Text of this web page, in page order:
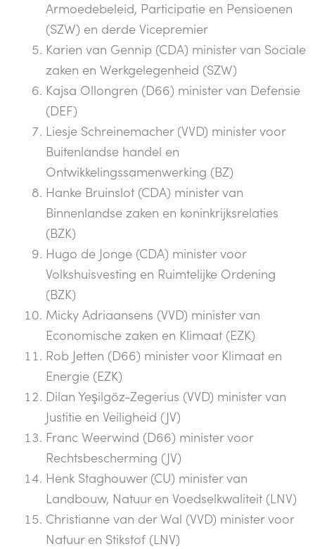
Armoedebeleid, Participatie en Pensioenen
(SZW) en derde Vicepremier
Karien van Gennip (CDA) minister van Sociale
zaken en Werkgelegenheid (SZW)
Kajsa Ollongren (D66) minister van Defensie
(DEF)
Liesje Schreinemacher (VVD) minister voor
Buitenlandse handel en
Ontwikkelingssamenwerking (BZ)
Hanke Bruinslot (CDA) minister van
Binnenlandse zaken en koninkrijksrelaties
(BZK)
Hugo de Jonge (CDA) minister voor
Volkshuisvesting en Ruimtelijke Ordening
(BZK)
Micky Adriaansens (VVD) minister van
Economische zaken en Klimaat (EZK)
Rob Jetten (D66) minister voor Klimaat en
Energie (EZK)
Dilan Yeşilgöz-Zegerius (VVD) minister van
Justitie en Veiligheid (JV)
Franc Weerwind (D66) minister voor
Rechtsbescherming (JV)
Henk Staghouwer (CU) minister van
Landbouw, Natuur en Voedselkwaliteit (LNV)
Christianne van der Wal (VVD) minister voor
Natuur en Stikstof (LNV)